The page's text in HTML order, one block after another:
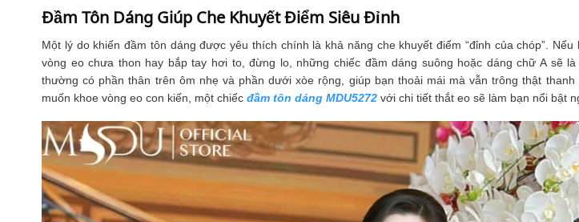
Đầm Tôn Dáng Giúp Che Khuyết Điểm Siêu Đỉnh
Một lý do khiến đầm tôn dáng được yêu thích chính là khả năng che khuyết điểm “đỉnh của chóp”.
vòng eo chưa thon hay bắp tay hơi to, đừng lo, những chiếc đầm dáng suông hoặc dáng chữ A sẽ là
thường có phần thân trên ôm nhẹ và phần dưới xòe rộng, giúp bạn thoải mái mà vẫn trông thật thanh
muốn khoe vòng eo con kiến, một chiếc đầm tôn dáng MDU5272 với chi tiết thắt eo sẽ làm bạn nổi bật